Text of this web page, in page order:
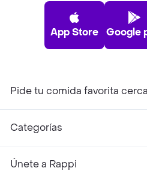
App Store Google
Pide tu comida favorita
Categorías
Únete a Rappi